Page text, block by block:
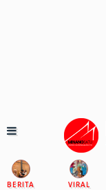
BERITA VIRAL